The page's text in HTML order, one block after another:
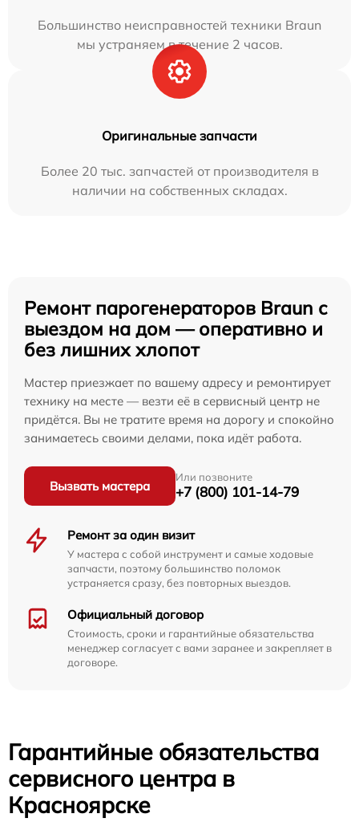
Большинство неисправностей техники Braun
мы устраняем в течение 2 часов.
Оригинальные запчасти
Более 20 тыс. запчастей от производителя в
наличии на собственных складах.
Ремонт парогенераторов Braun с
выездом на дом — оперативно и
без лишних хлопот
Мастер приезжает по вашему адресу и ремонтирует
технику на месте — везти её в сервисный центр не
придётся. Вы не тратите время на дорогу и спокойно
занимаетесь своими делами, пока идёт работа.
Вызвать мастера
Или позвоните
+7 (800) 101-14-79
Ремонт за один визит
У мастера с собой инструмент и самые ходовые
запчасти, поэтому большинство поломок
устраняется сразу, без повторных выездов.
Официальный договор
Стоимость, сроки и гарантийные обязательства
менеджер согласует с вами заранее и закрепляет в
договоре.
Гарантийные обязательства
сервисного центра в
Красноярске